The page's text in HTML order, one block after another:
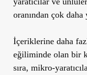
oranından çok
İçeriklerine daha
eğiliminde olan bir
sıra, mikro-